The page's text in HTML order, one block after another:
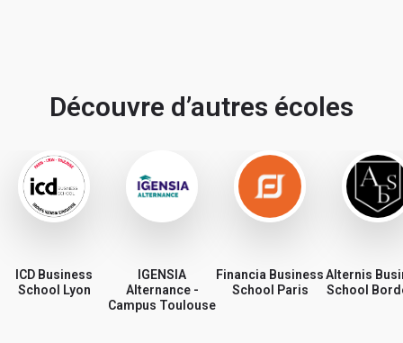
Découvre d’autres écoles
ICD Business
School Lyon
IGENSIA
Alternance -
Campus Toulouse
Financia Business
School Paris
Alternis
School